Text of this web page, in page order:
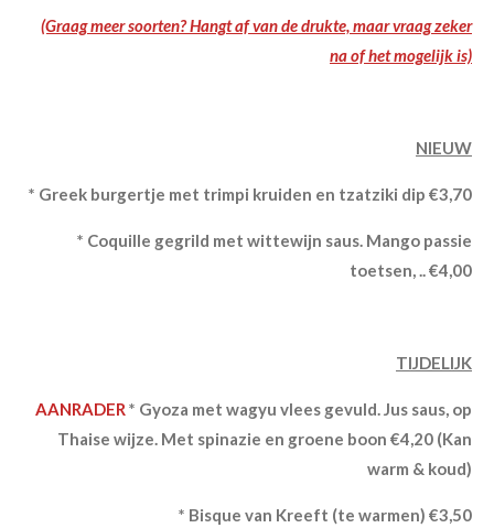
(Graag meer soorten? Hangt af van de drukte, maar vraag zeker
na of het mogelijk is)
NIEUW
* Greek burgertje met trimpi kruiden en tzatziki dip €3,70
* Coquille gegrild met wittewijn saus. Mango passie
toetsen, .. €4,00
TIJDELIJK
AANRADER* Gyoza met wagyu vlees gevuld. Jus saus, op
Thaise wijze. Met spinazie en groene boon €4,20 (Kan
warm & koud)
* Bisque van Kreeft (te warmen) €3,50